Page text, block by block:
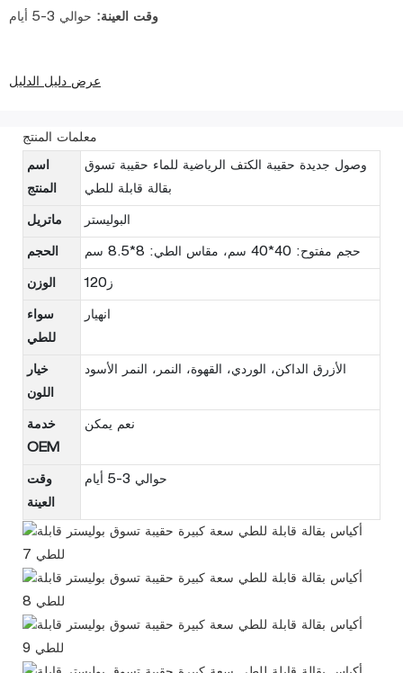
وقت العينة: حوالي 3-5 أيام
عرض دليل الدليل
معلمات المنتج
اسم
المنتج
وصول جديدة حقيبة الكتف الرياضية للماء حقيبة تسوق
بقالة قابلة للطي
ماتريل البوليستر
الحجم حجم مفتوح: 40*40 سم، مقاس الطي: 8*8.5 سم
الوزن ز120
سواء
للطي
انهيار
خيار
اللون
الأزرق الداكن، الوردي، القهوة، النمر، النمر الأسود
خدمة
OEM
نعم يمكن
وقت
العينة
حوالي 3-5 أيام